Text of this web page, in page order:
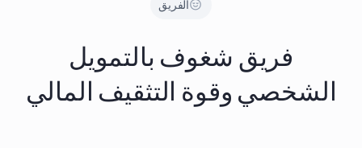
الفريق
فريق شغوف بالتمويل
الشخصي وقوة التثقيف المالي